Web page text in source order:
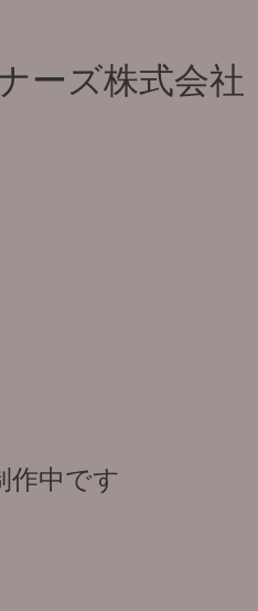
ーズ株式会社
作中です